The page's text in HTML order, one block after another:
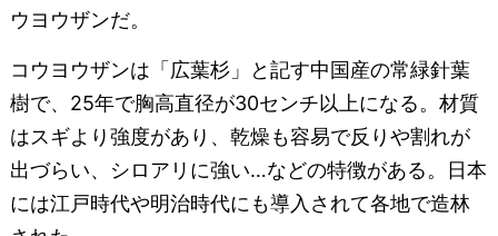
ウヨウザンだ。
コウヨウザンは「広葉杉」と記す中国産の常緑針葉
樹で、25年で胸高直径が30センチ以上になる。材質
はスギより強度があり、乾燥も容易で反りや割れが
出づらい、シロアリに強い…などの特徴がある。日本
には江戸時代や明治時代にも導入されて各地で造林